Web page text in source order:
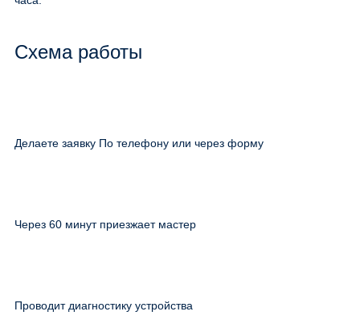
Схема работы
Делаете заявку По телефону или через форму
Через 60 минут приезжает мастер
Проводит диагностику устройства